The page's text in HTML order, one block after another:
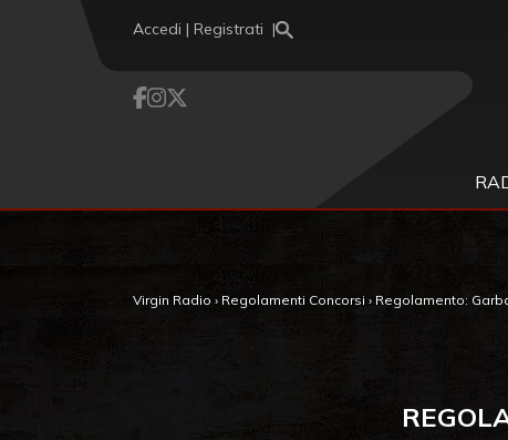
Accedi | Registrati
Virgin Radio › Regolamenti Concorsi › Regolamento: